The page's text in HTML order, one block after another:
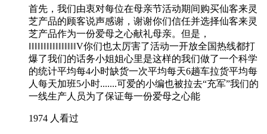
首先，我们由衷对每位在母亲节活动期间购买仙客来灵
芝产品的顾客说声感谢，谢谢你们信任并选择仙客来灵
芝产品作为一份爱母之心献礼母亲。但是，
‖‖‖‖‖‖‖‖‖‖‖‖‖‖‖‖V你们也太厉害了活动一开放全国热线都打
爆了我们的话务小姐姐心里是这样的我们做了一个科学
的统计平均每4小时缺货一次平均每天6趟车拉货平均每
人每天加班5小时.......可爱的小编也被拉去“充军”我们的
一线生产人员为了保证每一份爱母之心能
1974 人看过